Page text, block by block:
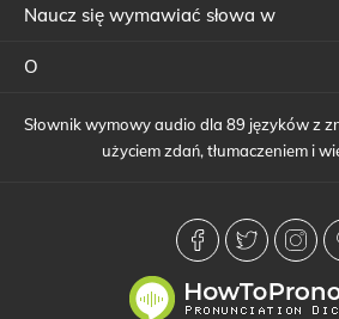
Naucz się wymawiać słowa w
O
Słownik wymowy audio dla 89 języków z
użyciem zdań, tłumaczeniem i